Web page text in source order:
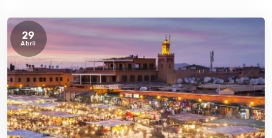
29
Abril